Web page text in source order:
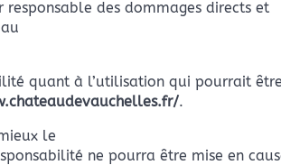
des dommages directs et
quant à l’utilisation qui pourrait être
.
le
ne pourra être mise en